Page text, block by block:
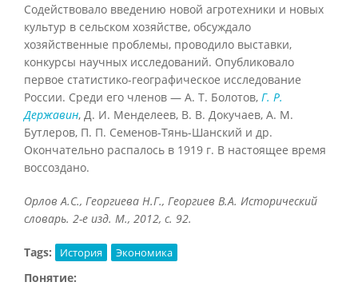
Содействовало введению новой агротехники и новых
культур в сельском хозяйстве, обсуждало
хозяйственные проблемы, проводило выставки,
конкурсы научных исследований. Опубликовало
первое статистико-географическое исследование
России. Среди его членов — А. Т. Болотов, Г. Р.
Державин, Д. И. Менделеев, В. В. Докучаев, А. М.
Бутлеров, П. П. Семенов-Тянь-Шанский и др.
Окончательно распалось в 1919 г. В настоящее время
воссоздано.
Орлов А.С., Георгиева Н.Г., Георгиев В.А. Исторический
словарь. 2-е изд. М., 2012, с. 92.
Tags: История Экономика
Понятие: